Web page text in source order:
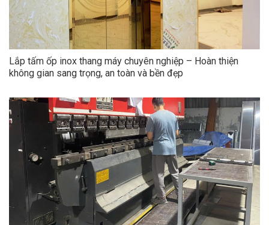
Lắp tấm ốp inox thang máy chuyên nghiệp – Hoàn thiện
không gian sang trọng, an toàn và bền đẹp